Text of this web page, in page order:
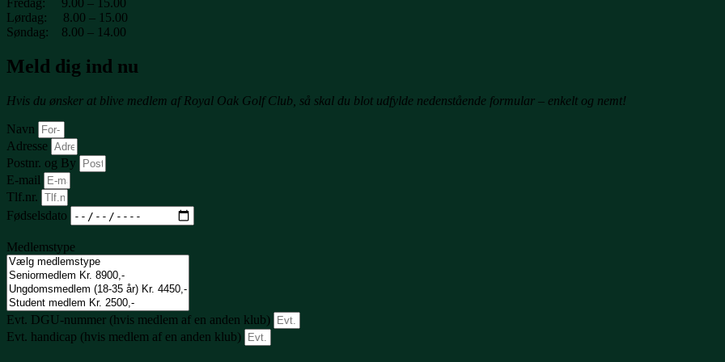
Fredag: 9.00 – 15.00
Lørdag: 8.00 – 15.00
Søndag: 8.00 – 14.00
Meld dig ind nu
Hvis du ønsker at blive medlem af Royal Oak Golf Club, så skal du blot udfylde nedenstående formular – enkelt og nemt!
Navn
Adresse
Postnr. og By
E-mail
Tlf.nr.
Fødselsdato
Medlemstype
Evt. DGU-nummer (hvis medlem af en anden klub)
Evt. handicap (hvis medlem af en anden klub)